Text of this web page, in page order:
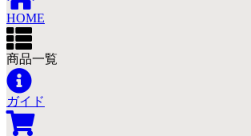
HOME
商品一覧
ガイド